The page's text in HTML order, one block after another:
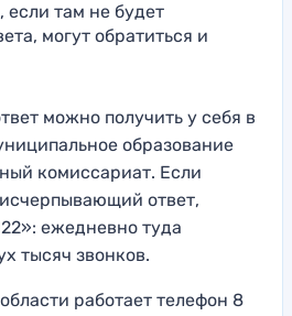
если там не будет
могут обратиться и
можно получить у себя в
образование
комиссариат. Если
ответ,
ежедневно туда
тысяч звонков.
работает телефон 8